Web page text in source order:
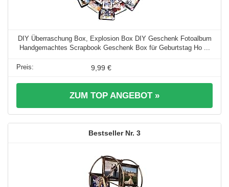
DIY Überraschung Box, Explosion Box DIY Geschenk Fotoalbum
Handgemachtes Scrapbook Geschenk Box für Geburtstag Ho ...
9,99 €
ZUM TOP ANGEBOT »
3